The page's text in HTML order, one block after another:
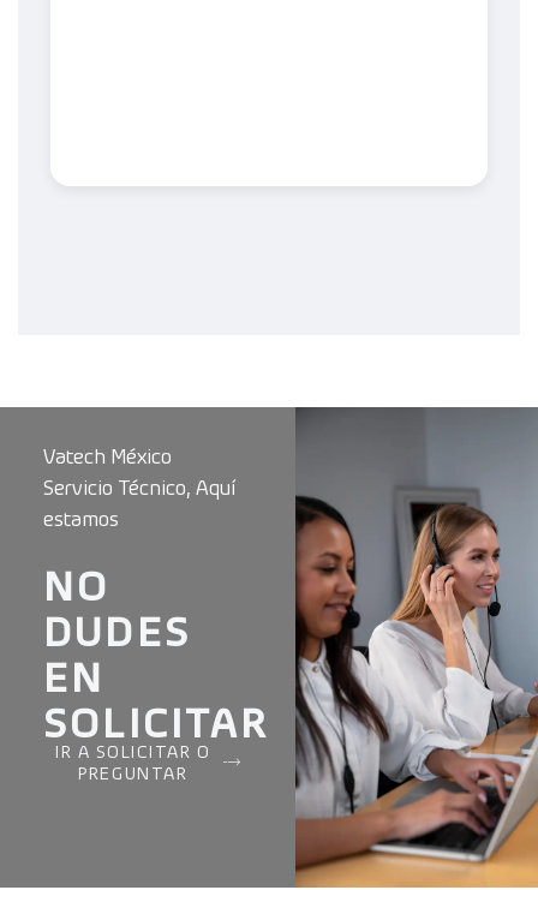
Vatech México
Servicio Técnico, Aquí
estamos
NO
DUDES
EN
SOLICITAR
IR A SOLICITAR O
PREGUNTAR